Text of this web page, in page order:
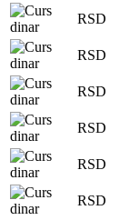
RSD
RSD
RSD
RSD
RSD
RSD